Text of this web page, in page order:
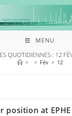
MENU
QUOTIDIENNES : 12
> > Fév > 12
position at